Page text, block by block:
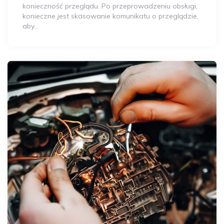
konieczność przeglądu. Po przeprowadzeniu obsługi,
konieczne jest skasowanie komunikatu o przeglądzie,
aby…